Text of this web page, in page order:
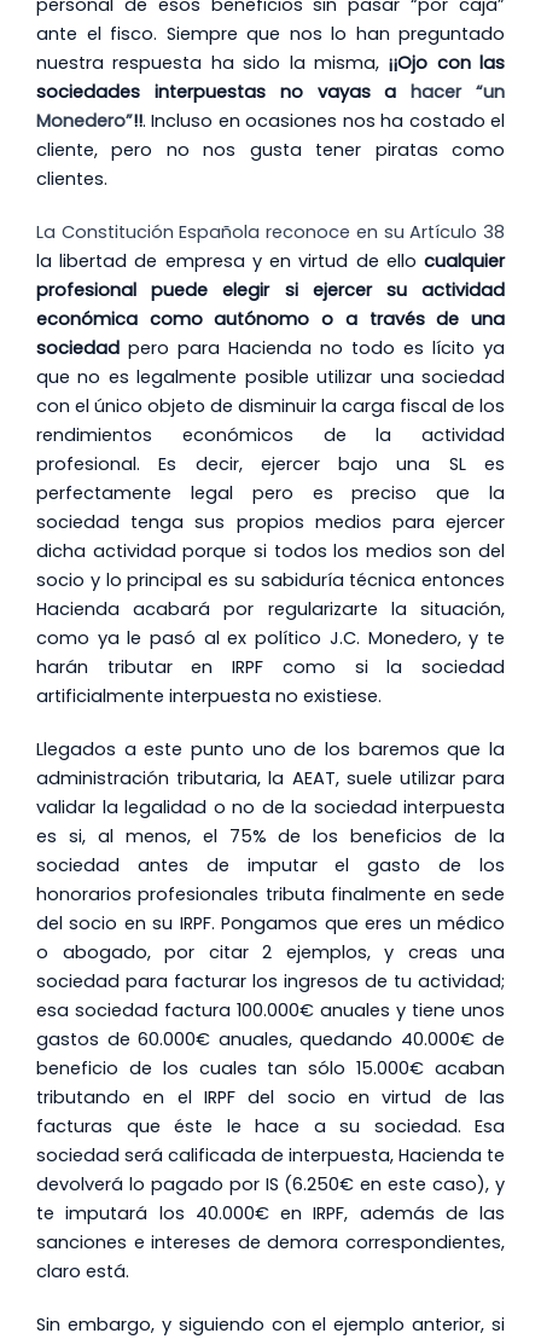
ante el fisco. Siempre que nos lo han preguntado
nuestra respuesta ha sido la misma, ¡¡Ojo con las
sociedades interpuestas no vayas ahacer “un
Monedero”!!. Incluso en ocasiones nos ha costado el
cliente, pero no nos gusta tener piratas como
clientes.
La Constitución Española reconoce en su Artículo 38
la libertad de empresa y en virtud de ello cualquier
profesional puede elegir si ejercer su actividad
económica como autónomo o a través de una
sociedad pero para Hacienda no todo es lícito ya
que no es legalmente posible utilizar una sociedad
con el único objeto de disminuir la carga fiscal de los
rendimientos económicos de la actividad
profesional. Es decir, ejercer bajo una SL es
perfectamente legal pero es preciso que la
sociedad tenga sus propios medios para ejercer
dicha actividad porque si todos los medios son del
socio y lo principal es su sabiduría técnica entonces
Hacienda acabará por regularizarte la situación,
como ya le pasó al ex político J.C. Monedero, y te
harán tributar en IRPF como si la sociedad
artificialmente interpuesta no existiese.
Llegados a este punto uno de los baremos que la
administración tributaria, la AEAT, suele utilizar para
validar la legalidad o no de la sociedad interpuesta
es si, al menos, el 75% de los beneficios de la
sociedad antes de imputar el gasto de los
honorarios profesionales tributa finalmente en sede
del socio en su IRPF. Pongamos que eres un médico
o abogado, por citar 2 ejemplos, y creas una
sociedad para facturar los ingresos de tu actividad;
esa sociedad factura 100.000€ anuales y tiene unos
gastos de 60.000€ anuales, quedando 40.000€ de
beneficio de los cuales tan sólo 15.000€ acaban
tributando en el IRPF del socio en virtud de las
facturas que éste le hace a su sociedad. Esa
sociedad será calificada de interpuesta, Hacienda te
devolverá lo pagado por IS (6.250€ en este caso), y
te imputará los 40.000€ en IRPF, además de las
sanciones e intereses de demora correspondientes,
claro está.
Sin embargo, y siguiendo con el ejemplo anterior, si